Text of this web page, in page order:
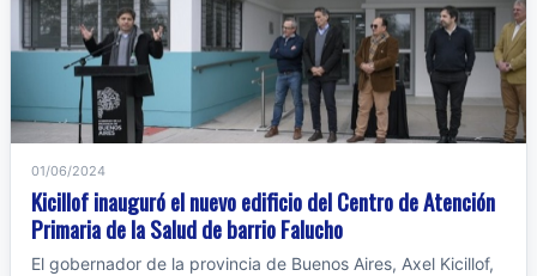
01/06/2024
Kicillof inauguró el nuevo edificio del Centro de Atención
Primaria de la Salud de barrio Falucho
El gobernador de la provincia de Buenos Aires, Axel Kicillof,